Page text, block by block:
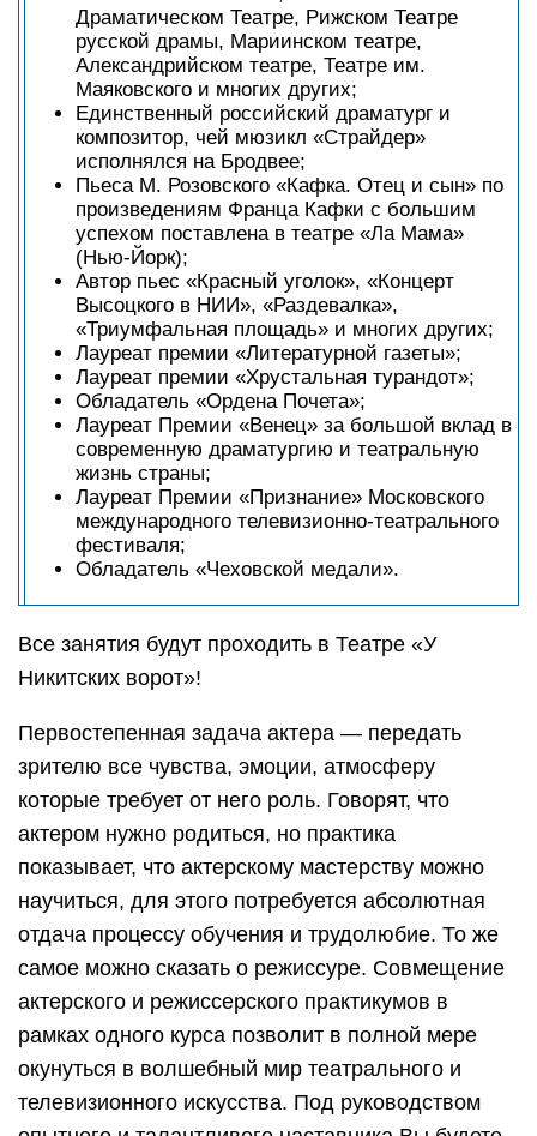
Драматическом Театре, Рижском Театре
русской драмы, Мариинском театре,
Александрийском театре, Театре им.
Маяковского и многих других;
Единственный российский драматург и
композитор, чей мюзикл «Страйдер»
исполнялся на Бродвее;
Пьеса М. Розовского «Кафка. Отец и сын» по
произведениям Франца Кафки с большим
успехом поставлена в театре «Ла Мама»
(Нью-Йорк);
Автор пьес «Красный уголок», «Концерт
Высоцкого в НИИ», «Раздевалка»,
«Триумфальная площадь» и многих других;
Лауреат премии «Литературной газеты»;
Лауреат премии «Хрустальная турандот»;
Обладатель «Ордена Почета»;
Лауреат Премии «Венец» за большой вклад в
современную драматургию и театральную
жизнь страны;
Лауреат Премии «Признание» Московского
международного телевизионно-театрального
фестиваля;
Обладатель «Чеховской медали».
Все занятия будут проходить в Театре «У
Никитских ворот»!
Первостепенная задача актера — передать
зрителю все чувства, эмоции, атмосферу
которые требует от него роль. Говорят, что
актером нужно родиться, но практика
показывает, что актерскому мастерству можно
научиться, для этого потребуется абсолютная
отдача процессу обучения и трудолюбие. То же
самое можно сказать о режиссуре. Совмещение
актерского и режиссерского практикумов в
рамках одного курса позволит в полной мере
окунуться в волшебный мир театрального и
телевизионного искусства. Под руководством